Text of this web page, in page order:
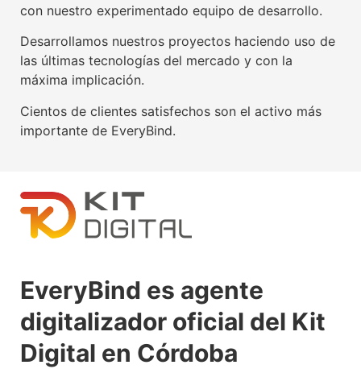
con nuestro experimentado equipo de desarrollo.
Desarrollamos nuestros proyectos haciendo uso de
las últimas tecnologías del mercado y con la
máxima implicación.
Cientos de clientes satisfechos son el activo más
importante de EveryBind.
EveryBind es agente
digitalizador oficial del Kit
Digital en Córdoba